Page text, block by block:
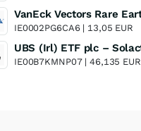
IE0002PG6CA6 | 13,05 EUR
IE00B7KMNP07 |46,135 EUR